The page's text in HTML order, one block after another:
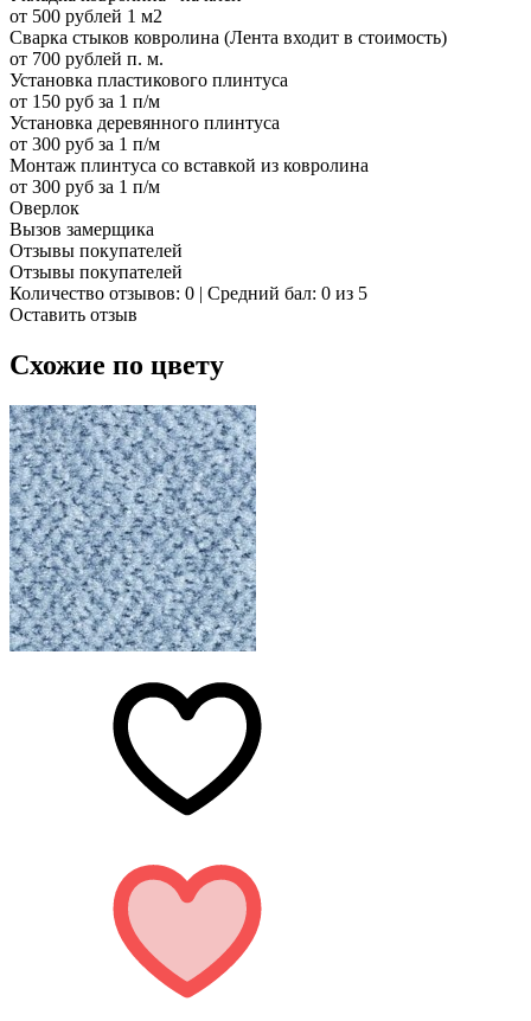
от 500 рублей 1 м2
Сварка стыков ковролина (Лента входит в стоимость)
от 700 рублей п. м.
Установка пластикового плинтуса
от 150 руб за 1 п/м
Установка деревянного плинтуса
от 300 руб за 1 п/м
Монтаж плинтуса со вставкой из ковролина
от 300 руб за 1 п/м
Оверлок
Вызов замерщика
Отзывы покупателей
Отзывы покупателей
Количество отзывов: 0 | Средний бал: 0 из 5
Оставить отзыв
Схожие по цвету